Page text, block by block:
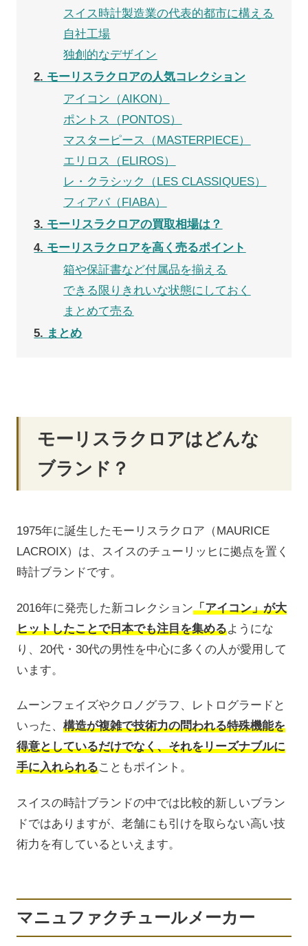
スイス時計製造業の代表的都市に構える
自社工場
独創的なデザイン
2 モーリスラクロアの人気コレクション
アイコン（AIKON）
ポントス（PONTOS）
マスターピース（MASTERPIECE）
エリロス（ELIROS）
レ・クラシック（LES CLASSIQUES）
フィアバ（FIABA）
3 モーリスラクロアの買取相場は？
4 モーリスラクロアを高く売るポイント
箱や保証書など付属品を揃える
できる限りきれいな状態にしておく
まとめて売る
5
まとめ
モーリスラクロアはどんな
ブランド？
1975年に誕生したモーリスラクロア（MAURICE
LACROIX）は、スイスのチューリッヒに拠点を置く
時計ブランドです。
2016年に発売した新コレクション「アイコン」が大
ヒットしたことで日本でも注目を集めるようにな
り、20代・30代の男性を中心に多くの人が愛用して
います。
ムーンフェイズやクロノグラフ、レトログラードと
いった、 構造が複雑で技術力の問われる特殊機能を
得意としているだけでなく、それをリーズナブルに
手に入れられることもポイント。
スイスの時計ブランドの中では比較的新しいブラン
ドではありますが、老舗にも引けを取らない高い技
術力を有しているといえます。
マニュファクチュールメーカー